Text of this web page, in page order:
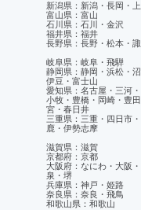
新潟県：新潟・長岡・
富山県：富山
石川県：石川・金沢
福井県：福井
長野県：長野・松本・
岐阜県：岐阜・飛騨
静岡県：静岡・浜松・沼
伊豆・富士山
愛知県：名古屋・三河
小牧・豊橋・岡崎・豊
宮・春日井
三重県：三重・四日市
鹿・伊勢志摩
滋賀県：滋賀
京都府：京都
大阪府：なにわ・大阪
泉・堺
兵庫県：神戸・姫路
奈良県：奈良・飛鳥
和歌山県：和歌山